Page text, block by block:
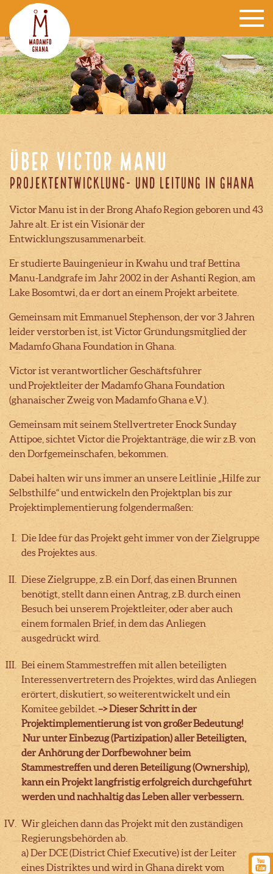
Über Victor Manu
Projektentwicklung- und Leitung in Ghana
Victor Manu ist in der Brong Ahafo Region geboren und 43
Jahre alt. Er ist ein Visionär der
Entwicklungszusammenarbeit.
Er studierte Bauingenieur in Kwahu und traf Bettina
Manu-Landgrafe im Jahr 2002 in der Ashanti Region, am
Lake Bosomtwi, da er dort an einem Projekt arbeitete.
Gemeinsam mit Emmanuel Stephenson, der vor 3 Jahren
leider verstorben ist, ist Victor Gründungsmitglied der
Madamfo Ghana Foundation in Ghana.
Victor ist verantwortlicher Geschäftsführer
und Projektleiter der Madamfo Ghana Foundation
(ghanaischer Zweig von Madamfo Ghana e.V.).
Gemeinsam mit seinem Stellvertreter Enock Sunday
Attipoe, sichtet Victor die Projektanträge, die wir z.B. von
den Dorfgemeinschafen, bekommen.
Dabei halten wir uns immer an unsere Leitlinie „Hilfe zur
Selbsthilfe“ und entwickeln den Projektplan bis zur
Projektimplementierung folgendermaßen:
Die Idee für das Projekt geht immer von der Zielgruppe
des Projektes aus.
Diese Zielgruppe, z.B. ein Dorf, das einen Brunnen
benötigt, stellt dann einen Antrag, z.B. durch einen
Besuch bei unserem Projektleiter, oder aber auch
einem formalen Brief, in dem das Anliegen
ausgedrückt wird.
Bei einem Stammestreffen mit allen beteiligten
Interessenvertretern des Projektes, wird das Anliegen
erörtert, diskutiert, so weiterentwickelt und ein
Komitee gebildet. –> Dieser Schritt in der
Projektimplementierung ist von großer Bedeutung!
Nur unter Einbezug (Partizipation) aller Beteiligten,
der Anhörung der Dorfbewohner beim
Stammestreffen und deren Beteiligung (Ownership),
kann ein Projekt langfristig erfolgreich durchgeführt
werden und nachhaltig das Leben aller verbessern.
Wir gleichen dann das Projekt mit den zuständigen
Regierungsbehörden ab.
a) Der DCE (District Chief Executive) ist der Leiter
eines Distriktes und wird in Ghana direkt vom